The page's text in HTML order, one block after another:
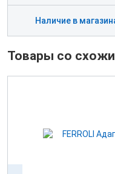
Наличие в
Товары со